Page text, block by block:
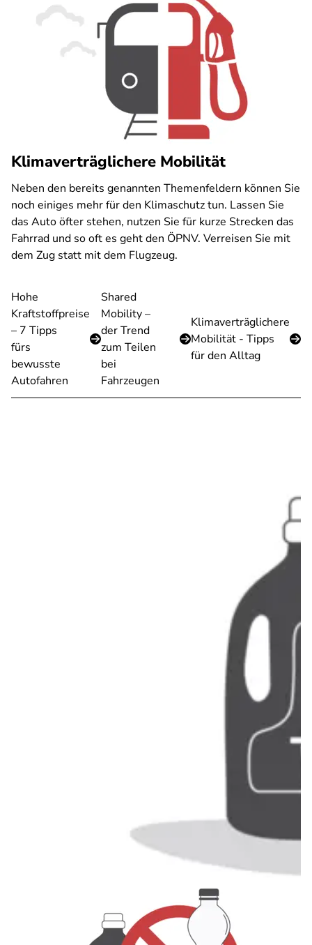
Klimaverträglichere Mobilität
Neben den bereits genannten Themenfeldern können Sie
noch einiges mehr für den Klimaschutz tun. Lassen Sie
das Auto öfter stehen, nutzen Sie für kurze Strecken das
Fahrrad und so oft es geht den ÖPNV. Verreisen Sie mit
dem Zug statt mit dem Flugzeug.
Hohe
Kraftstoffpreise
– 7 Tipps
fürs
bewusste
Autofahren
Shared
Mobility –
der Trend
zum Teilen
bei
Fahrzeugen
Klimaverträglichere
Mobilität - Tipps
für den Alltag